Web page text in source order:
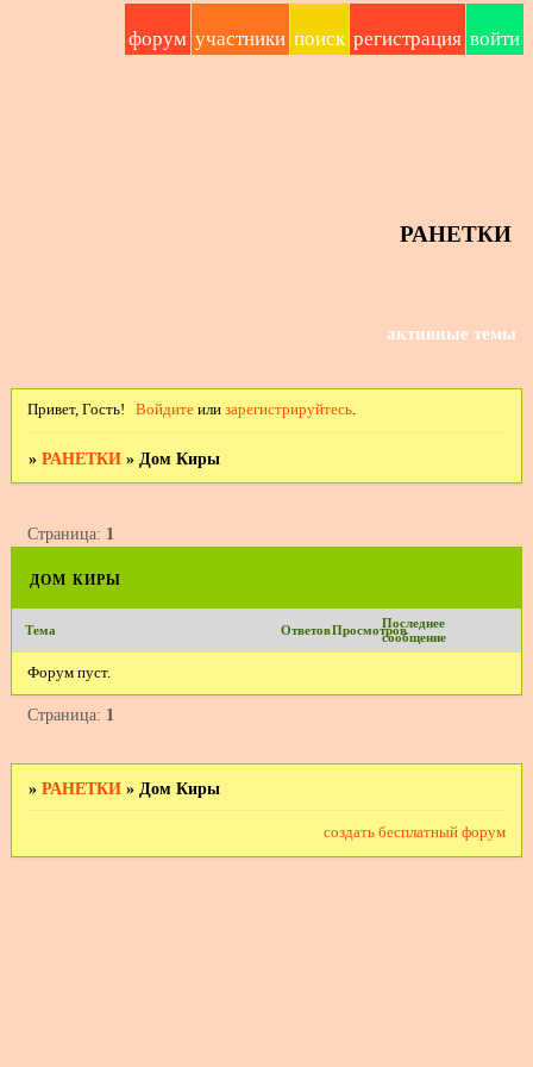
РАНЕТКИ
форум участники поиск регистрация войти
активные темы
Привет, Гость! Войдите илизарегистрируйтесь.
» РАНЕТКИ » Дом Киры
дом киры
Страница: 1
Тема ОтветовПросмотровПоследнее
сообщение
Форум пуст.
Страница: 1
» РАНЕТКИ » Дом Киры
создать бесплатный форум